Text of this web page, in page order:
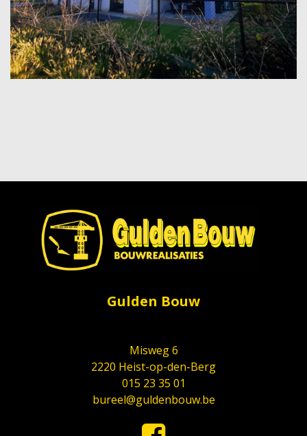
Gulden Bouw
Misweg 6
2220 Heist-op-den-Berg
015 23 35 01
bureel@guldenbouw.be